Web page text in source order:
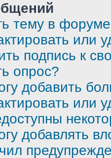
тему в
или
подпись к
опрос?
добавить
или
добавлять